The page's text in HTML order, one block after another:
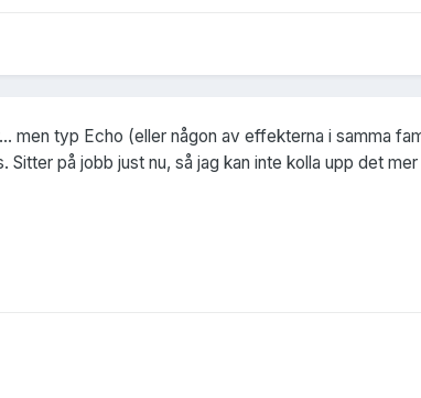
men typ Echo (eller någon av effekterna i samma
Sitter på jobb just nu, så jag kan inte kolla upp det